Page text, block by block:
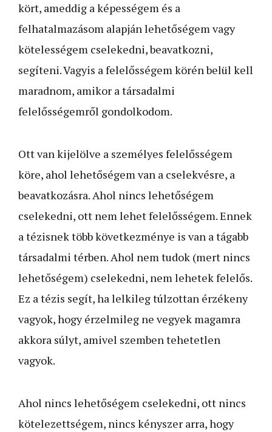
kört, ameddig a képességem és a
felhatalmazásom alapján lehetőségem vagy
kötelességem cselekedni, beavatkozni,
segíteni. Vagyis a felelősségem körén belül kell
maradnom, amikor a társadalmi
felelősségemről gondolkodom.
Ott van kijelölve a személyes felelősségem
köre, ahol lehetőségem van a cselekvésre, a
beavatkozásra. Ahol nincs lehetőségem
cselekedni, ott nem lehet felelősségem. Ennek
a tézisnek több következménye is van a tágabb
társadalmi térben. Ahol nem tudok (mert nincs
lehetőségem) cselekedni, nem lehetek felelős.
Ez a tézis segít, ha lelkileg túlzottan érzékeny
vagyok, hogy érzelmileg ne vegyek magamra
akkora súlyt, amivel szemben tehetetlen
vagyok.
Ahol nincs lehetőségem cselekedni, ott nincs
kötelezettségem, nincs kényszer arra, hogy